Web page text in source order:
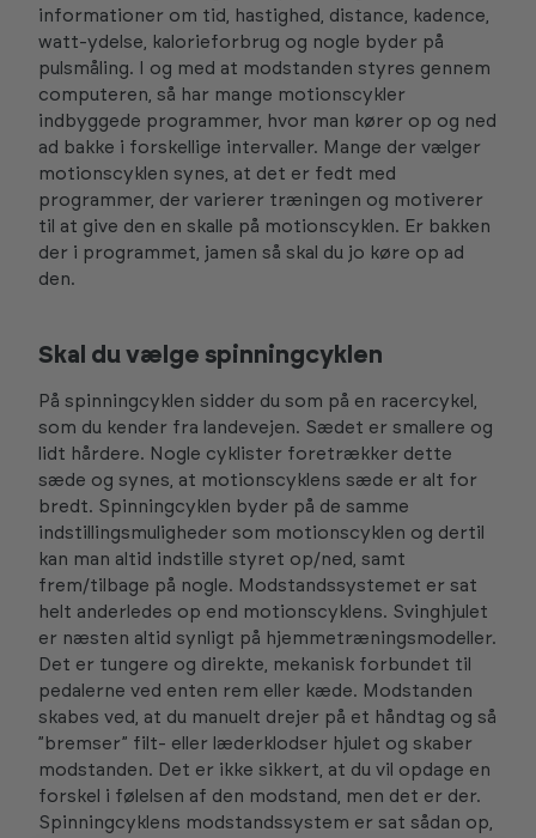
informationer om tid, hastighed, distance, kadence,
watt-ydelse, kalorieforbrug og nogle byder på
pulsmåling. I og med at modstanden styres gennem
computeren, så har mange motionscykler
indbyggede programmer, hvor man kører op og ned
ad bakke i forskellige intervaller. Mange der vælger
motionscyklen synes, at det er fedt med
programmer, der varierer træningen og motiverer
til at give den en skalle på motionscyklen. Er bakken
der i programmet, jamen så skal du jo køre op ad
den.
Skal du vælge spinningcyklen
På spinningcyklen sidder du som på en racercykel,
som du kender fra landevejen. Sædet er smallere og
lidt hårdere. Nogle cyklister foretrækker dette
sæde og synes, at motionscyklens sæde er alt for
bredt. Spinningcyklen byder på de samme
indstillingsmuligheder som motionscyklen og dertil
kan man altid indstille styret op/ned, samt
frem/tilbage på nogle. Modstandssystemet er sat
helt anderledes op end motionscyklens. Svinghjulet
er næsten altid synligt på hjemmetræningsmodeller.
Det er tungere og direkte, mekanisk forbundet til
pedalerne ved enten rem eller kæde. Modstanden
skabes ved, at du manuelt drejer på et håndtag og så
”bremser” filt- eller læderklodser hjulet og skaber
modstanden. Det er ikke sikkert, at du vil opdage en
forskel i følelsen af den modstand, men det er der.
Spinningcyklens modstandssystem er sat sådan op,